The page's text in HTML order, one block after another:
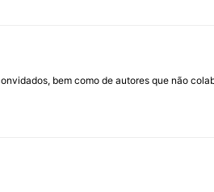
bem como de autores que não